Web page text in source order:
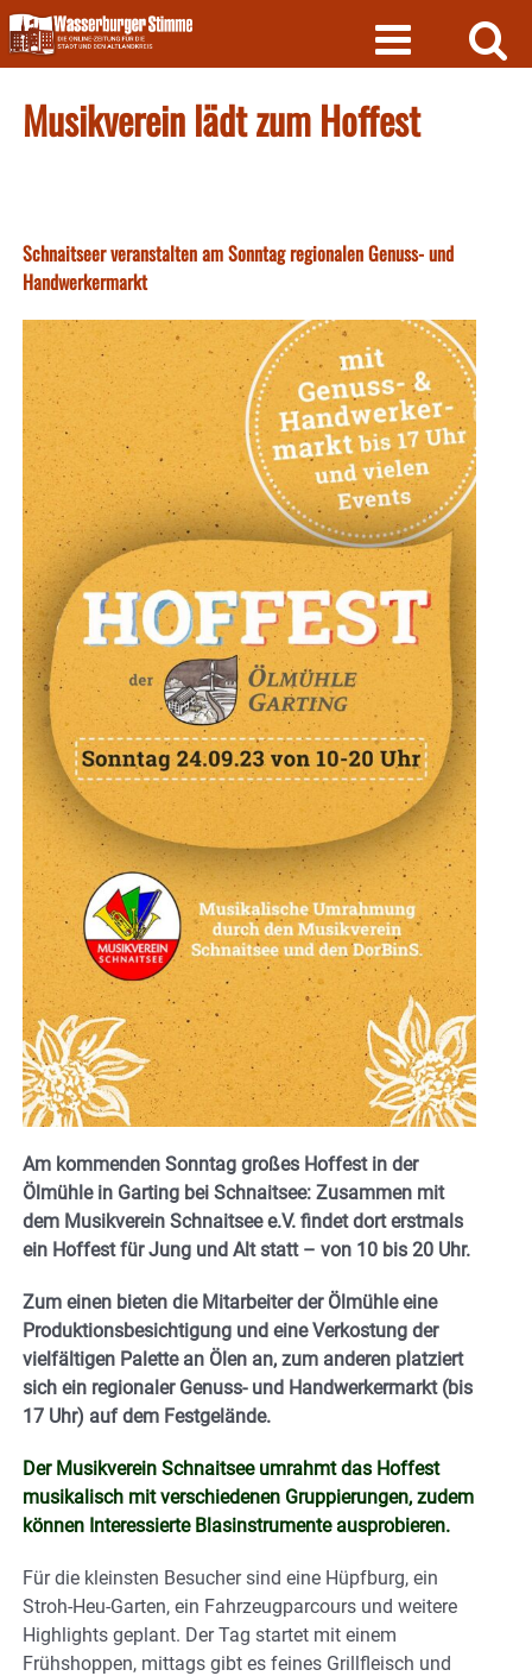
Skip
to
content
Musikverein lädt zum Hoffest
Schnaitseer veranstalten am Sonntag regionalen Genuss- und
Handwerkermarkt
Am kommenden Sonntag großes Hoffest in der
Ölmühle in Garting bei Schnaitsee: Zusammen mit
dem Musikverein Schnaitsee e.V. findet dort erstmals
ein Hoffest für Jung und Alt statt – von 10 bis 20 Uhr.
Zum einen bieten die Mitarbeiter der Ölmühle eine
Produktionsbesichtigung und eine Verkostung der
vielfältigen Palette an Ölen an, zum anderen platziert
sich ein regionaler Genuss- und Handwerkermarkt (bis
17 Uhr) auf dem Festgelände.
Der Musikverein Schnaitsee umrahmt das Hoffest
musikalisch mit verschiedenen Gruppierungen, zudem
können Interessierte Blasinstrumente ausprobieren.
Für die kleinsten Besucher sind eine Hüpfburg, ein
Stroh-Heu-Garten, ein Fahrzeugparcours und weitere
Highlights geplant. Der Tag startet mit einem
Frühshoppen, mittags gibt es feines Grillfleisch und